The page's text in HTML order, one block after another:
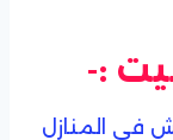
:-
في المنازل